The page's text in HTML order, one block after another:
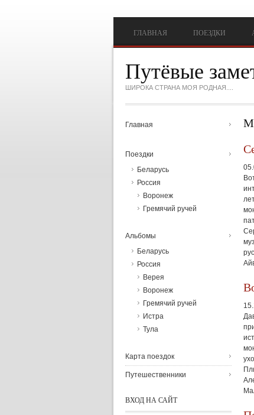
ГЛАВНАЯ ПОЕЗДКИ
Путёвые
ШИРОКА СТРАНА МОЯ РОДНАЯ....
Главная
Поездки
Беларусь
Россия
Воронеж
Гремячий ручей
Альбомы
Беларусь
Россия
Верея
Воронеж
Гремячий ручей
Истра
Тула
Карта поездок
Путешественники
ВХОД НА САЙТ